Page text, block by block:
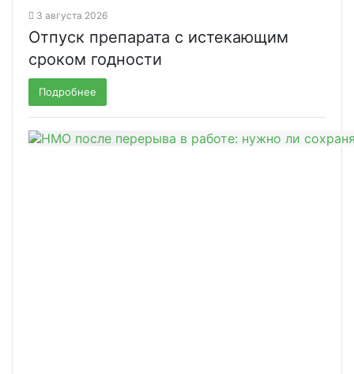
3 августа 2026
Отпуск препарата с истекающим
сроком годности
Подробнее